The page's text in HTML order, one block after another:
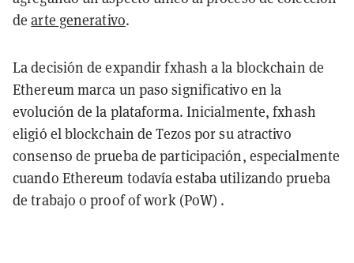
dearte generativo.
La decisión de expandir fxhash a la blockchain de
Ethereum marca un paso significativo en la
evolución de la plataforma. Inicialmente, fxhash
eligió el blockchain de Tezos por su atractivo
consenso de prueba de participación, especialmente
cuando Ethereum todavía estaba utilizando prueba
de trabajo o proof of work (PoW) .